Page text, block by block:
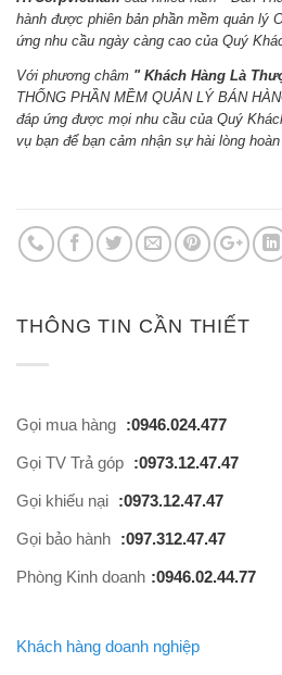
hành được phiên bản phần mềm quản lý
ứng nhu cầu ngày càng cao của Quý
Với phương châm " Khách Hàng Là
THỐNG PHẦN MỀM QUẢN LÝ BÁN
đáp ứng được mọi nhu cầu của Quý
vụ bạn để bạn cảm nhận sự hài lòng hoàn
THÔNG TIN CẦN THIẾT
Gọi mua hàng :0946.024.477
Gọi TV Trả góp :0973.12.47.47
Gọi khiếu nại :0973.12.47.47
Gọi bảo hành :097.312.47.47
Phòng Kinh doanh :0946.02.44.77
Khách hàng doanh nghiệp